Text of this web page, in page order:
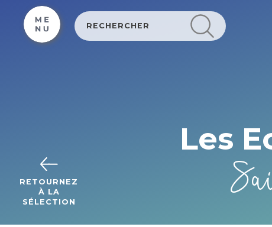
RETOURNEZ
À LA
SÉLECTION
Les
Cookies beheer paneel